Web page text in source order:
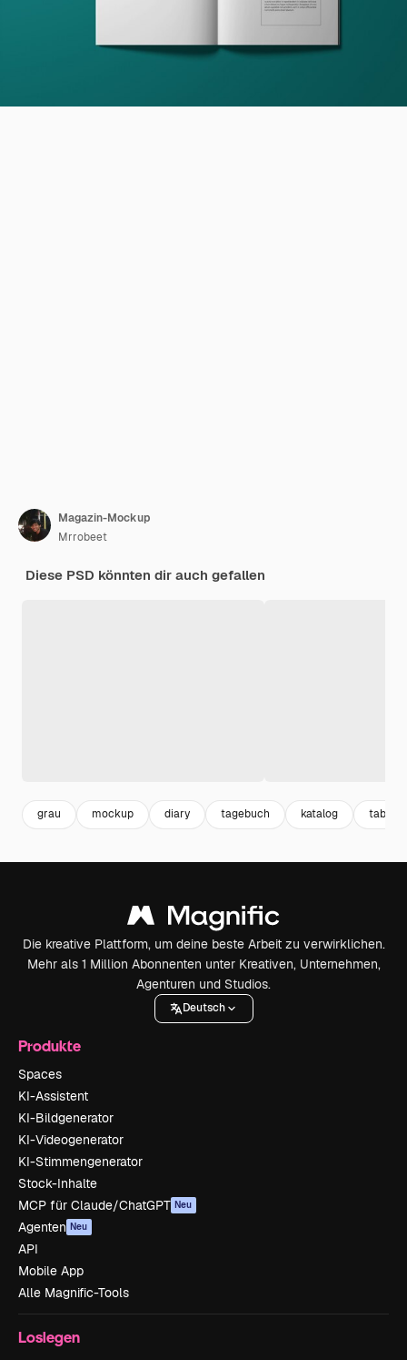
Magazin-Mockup
Mrrobeet
Diese PSD könnten dir auch gefallen
grau mockup diary tagebuch katalog table
Die kreative Plattform, um deine beste Arbeit zu verwirklichen.
Mehr als 1 Million Abonnenten unter Kreativen, Unternehmen,
Agenturen und Studios.
Deutsch
Produkte
Spaces
KI-Assistent
KI-Bildgenerator
KI-Videogenerator
KI-Stimmengenerator
Stock-Inhalte
MCP für Claude/ChatGPT Neu
Agenten Neu
API
Mobile App
Alle Magnific-Tools
Loslegen